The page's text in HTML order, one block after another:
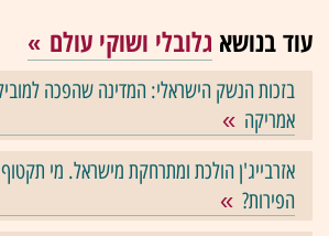
עוד בנושא גלובלי ושוקי עולם
בזכות הנשק הישראלי: המדינה שהפכה
אמריקה
אזרבייג'ן הולכת ומתרחקת מישראל. מי
הפירות?